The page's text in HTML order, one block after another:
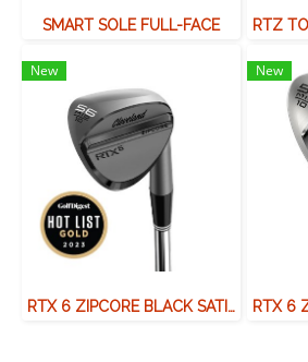
SMART SOLE FULL-FACE
New
RTX 6 ZIPCORE BLACK SATIN WEDGE
New